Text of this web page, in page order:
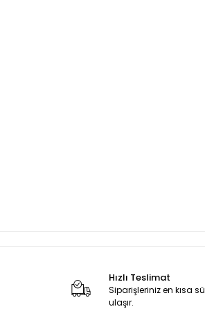
Hızlı Teslimat
Siparişleriniz en kısa
ulaşır.